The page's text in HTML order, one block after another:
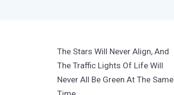
The Stars Will Never Align, And
The Traffic Lights Of Life Will
Never All Be Green At The Same